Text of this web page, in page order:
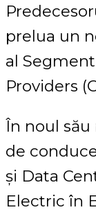
prelua un
al
Providers
În noul său
de
și Data
Electric în